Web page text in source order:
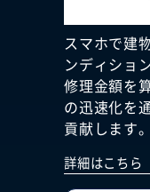
スマホで建
ンディショ
修理金額を
の迅速化を
貢献します。
詳細はこちら